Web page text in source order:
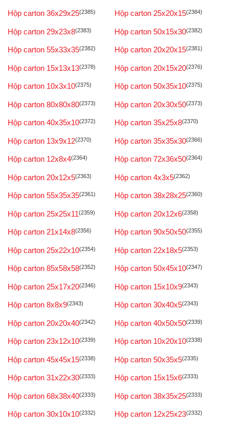
Hộp carton 36x29x25(2385) Hộp carton 25x20x15(2384)
Hộp carton 29x23x8(2383) Hộp carton 50x15x30(2382)
Hộp carton 55x33x35(2382) Hộp carton 20x20x15(2381)
Hộp carton 15x13x13(2378) Hộp carton 20x15x20(2376)
Hộp carton 10x3x10(2375) Hộp carton 50x35x10(2375)
Hộp carton 80x80x80(2373) Hộp carton 20x30x50(2373)
Hộp carton 40x35x10(2372) Hộp carton 35x25x8(2370)
Hộp carton 13x9x12(2370) Hộp carton 35x35x30(2366)
Hộp carton 12x8x4(2364) Hộp carton 72x36x50(2364)
Hộp carton 20x12x5(2363) Hộp carton 4x3x5(2362)
Hộp carton 55x35x35(2361) Hộp carton 38x28x25(2360)
Hộp carton 25x25x11(2359) Hộp carton 20x12x6(2358)
Hộp carton 21x14x8(2356) Hộp carton 90x50x50(2355)
Hộp carton 25x22x10(2354) Hộp carton 22x18x5(2353)
Hộp carton 85x58x58(2352) Hộp carton 50x45x10(2347)
Hộp carton 25x17x20(2346) Hộp carton 15x10x9(2343)
Hộp carton 8x8x9(2343) Hộp carton 30x40x5(2343)
Hộp carton 20x20x40(2342) Hộp carton 40x50x50(2339)
Hộp carton 23x12x10(2339) Hộp carton 10x20x10(2338)
Hộp carton 45x45x15(2338) Hộp carton 50x35x5(2335)
Hộp carton 31x22x30(2333) Hộp carton 15x15x6(2333)
Hộp carton 68x38x40(2333) Hộp carton 38x35x25(2333)
Hộp carton 30x10x10(2332) Hộp carton 12x25x23(2332)